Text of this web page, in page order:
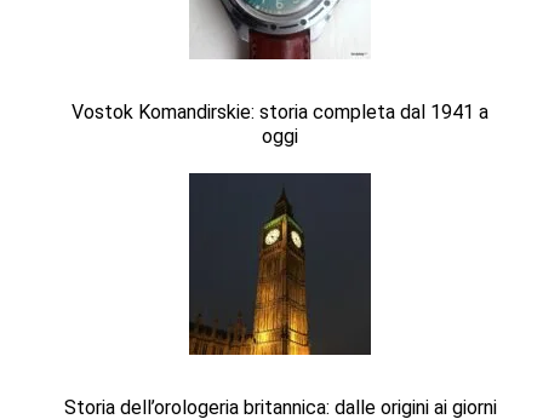
Vostok Komandirskie: storia completa dal 1941 a
oggi
Storia dell’orologeria britannica: dalle origini ai giorni